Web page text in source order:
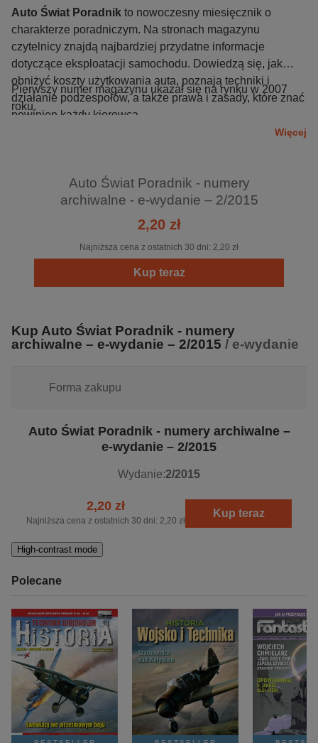
Auto Świat Poradnik to nowoczesny miesięcznik o
charakterze poradniczym. Na stronach magazynu
czytelnicy znajdą najbardziej przydatne informacje
dotyczące eksploatacji samochodu. Dowiedzą się, jak
obniżyć koszty użytkowania auta, poznają techniki i
działanie podzespołów, a także prawa i zasady, które znać
powinien każdy kierowca.
Pierwszy numer magazynu ukazał się na rynku w 2007
roku.
Więcej
Auto Świat Poradnik - numery
archiwalne - e-wydanie – 2/2015
2,20 zł
Najniższa cena z ostatnich 30 dni: 2,20 zł
Kup teraz
Kup Auto Świat Poradnik - numery
archiwalne – e-wydanie – 2/2015 / e-wydanie
Forma zakupu
Auto Świat Poradnik - numery archiwalne –
e-wydanie – 2/2015
Wydanie:2/2015
2,20 zł
Najniższa cena z ostatnich 30 dni: 2,20 zł
Kup teraz
High-contrast mode
Polecane